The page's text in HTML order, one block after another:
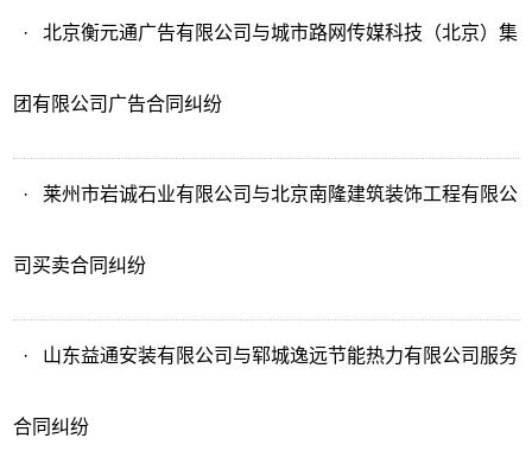
·北京衡元通广告有限公司与城市路网传媒科技（北京）集
团有限公司广告合同纠纷
·莱州市岩诚石业有限公司与北京南隆建筑装饰工程有限公
司买卖合同纠纷
· 山东益通安装有限公司与郓城逸远节能热力有限公司服务
合同纠纷